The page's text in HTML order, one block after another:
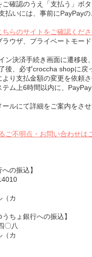
ご確認のうえ「支払う」ボ
払いには、事前にPayPay
らのサイトをご確認くださ
ラウザ、プライベートモー
ン決済手続き画面に遷移
後、必ずcroccha shopに
より支払金額の変更を依頼
テム上6時間以内に、
ールにて詳細をご案内をさ
ご不明点・お問い合わせは
の振込】
（カ
うちょ銀行への振込】
〇八
（カ